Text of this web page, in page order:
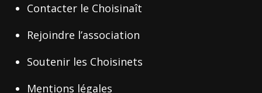
Contacter le Choisinaît
Rejoindre l’association
Soutenir les Choisinets
Mentions légales